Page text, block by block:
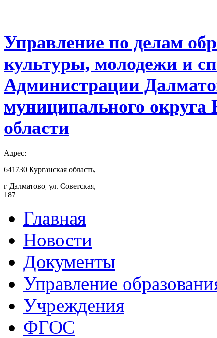
Управление по делам
культуры, молодежи и
Администрации
муниципального округа
области
Адрес:
641730 Курганская область,
г Далматово, ул. Советская,
187
Главная
Новости
Документы
Управление
Учреждения
ФГОС